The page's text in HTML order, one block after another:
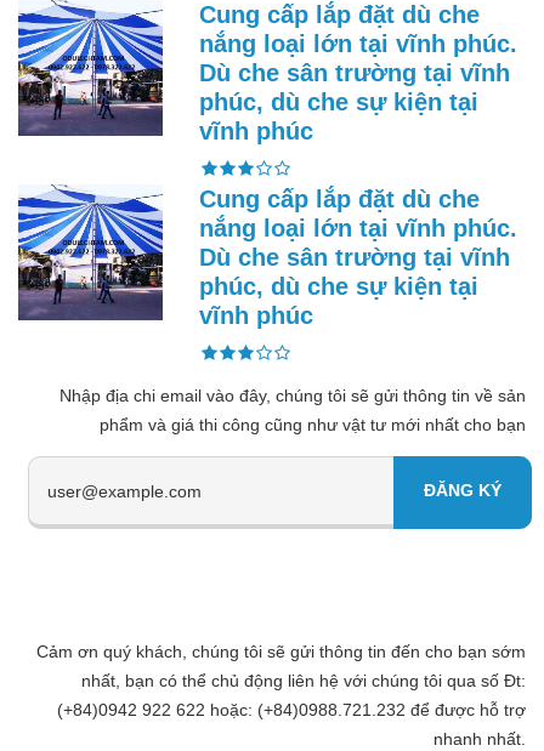
Cung cấp lắp đặt dù che
nắng loại lớn tại vĩnh phúc.
Dù che sân trường tại vĩnh
phúc, dù che sự kiện tại
vĩnh phúc
Cung cấp lắp đặt dù che
nắng loại lớn tại vĩnh phúc.
Dù che sân trường tại vĩnh
phúc, dù che sự kiện tại
vĩnh phúc
Nhập địa chi email vào đây, chúng tôi sẽ gửi thông tin về sản
phẩm và giá thi công cũng như vật tư mới nhất cho bạn
Cảm ơn quý khách, chúng tôi sẽ gửi thông tin đến cho bạn sớm
nhất, bạn có thể chủ động liên hệ với chúng tôi qua số Đt:
(+84)0942 922 622 hoặc: (+84)0988.721.232 để được hỗ trợ
nhanh nhất.